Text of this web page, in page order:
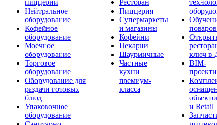
пиццерии
Нейтральное
оборудование
Кофейное
оборудование
Моечное
оборудование
Торговое
оборудование
Оборудование для
раздачи готовых
блюд
Упаковочное
оборудование
Ресторан
Пиццерия
Супермаркеты
и магазины
Кофейни
Пекарни
Шаурмичные
Частные
кухни
премиум-
класса
поваров
ключ в
BIM-
и Retail